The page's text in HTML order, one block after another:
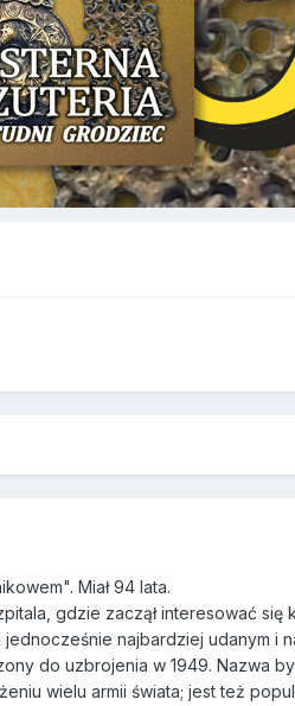
Miał 94 lata.
gdzie zaczął interesować się
najbardziej udanym i
do uzbrojenia w 1949. Nazwa
wielu armii świata; jest też